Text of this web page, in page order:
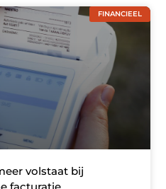
FINANCIEEL
volstaat bij